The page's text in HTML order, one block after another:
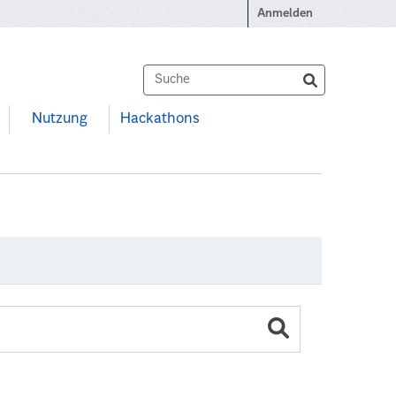
Anmelden
Nutzung Hackathons